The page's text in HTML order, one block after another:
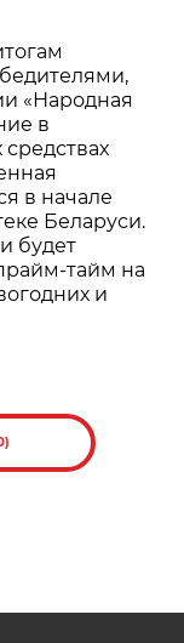
«Народная
в
в начале
Беларуси.
будет
тайм на
и